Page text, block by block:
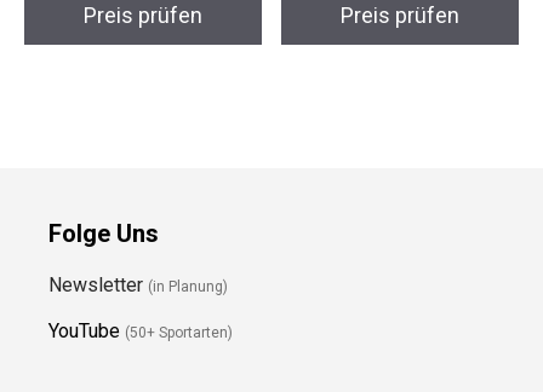
Preis prüfen Preis prüfen
Folge Uns
Newsletter (in Planung)
YouTube (50+ Sportarten)